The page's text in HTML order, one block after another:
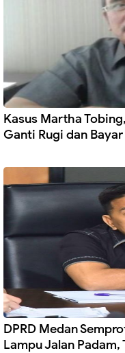
Kasus Martha
Ganti Rugi dan
DPRD Medan
Lampu Jalan Padam,